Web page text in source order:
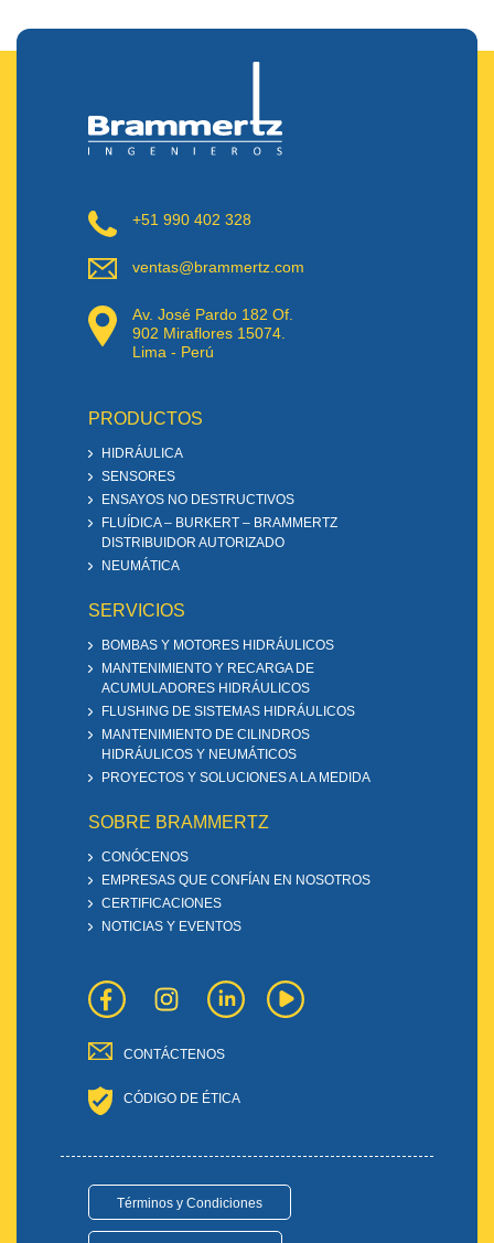
+51 990 402 328
ventas@brammertz.com
Av. José Pardo 182 Of.
902 Miraflores 15074.
Lima - Perú
PRODUCTOS
HIDRÁULICA
SENSORES
ENSAYOS NO DESTRUCTIVOS
FLUÍDICA – BURKERT – BRAMMERTZ
DISTRIBUIDOR AUTORIZADO
NEUMÁTICA
SERVICIOS
BOMBAS Y MOTORES HIDRÁULICOS
MANTENIMIENTO Y RECARGA DE
ACUMULADORES HIDRÁULICOS
FLUSHING DE SISTEMAS HIDRÁULICOS
MANTENIMIENTO DE CILINDROS
HIDRÁULICOS Y NEUMÁTICOS
PROYECTOS Y SOLUCIONES A LA MEDIDA
SOBRE BRAMMERTZ
CONÓCENOS
EMPRESAS QUE CONFÍAN EN NOSOTROS
CERTIFICACIONES
NOTICIAS Y EVENTOS
CONTÁCTENOS
CÓDIGO DE ÉTICA
Términos y Condiciones